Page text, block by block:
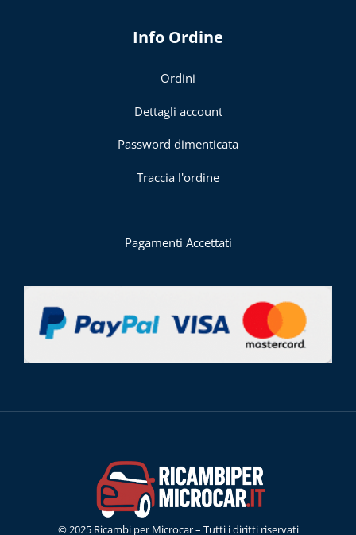
Info Ordine
Ordini
Dettagli account
Password dimenticata
Traccia l'ordine
Pagamenti Accettati
© 2025 Ricambi per Microcar – Tutti i diritti riservati